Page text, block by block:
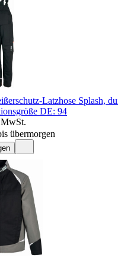
Latzhose Splash,
DE: 94
übermorgen